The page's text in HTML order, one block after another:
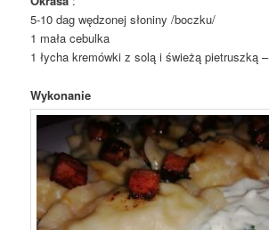
5-10 dag wędzonej słoniny /boczku/
1 mała cebulka
1 łycha kremówki z solą i świeżą pietruszką
Wykonanie